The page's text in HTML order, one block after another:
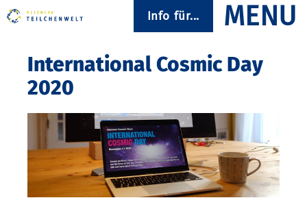
Info für...
International Cosmic Day
2020